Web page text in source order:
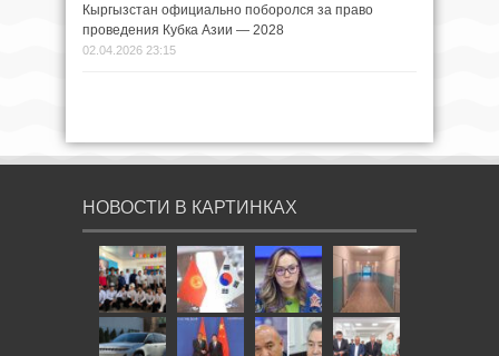
Кыргызстан официально поборолся за право
проведения Кубка Азии — 2028
02.04.2026 23:15
НОВОСТИ В КАРТИНКАХ